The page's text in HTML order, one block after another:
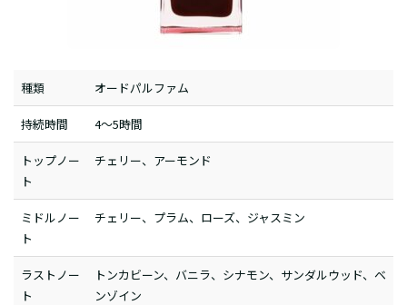
種類 オードパルファム
持続時間 4～5時間
トップノー
ト
チェリー、アーモンド
ミドルノー
ト
チェリー、プラム、ローズ、ジャスミン
ラストノー
ト
トンカビーン、バニラ、シナモン、サンダルウッド、ベ
ンゾイン